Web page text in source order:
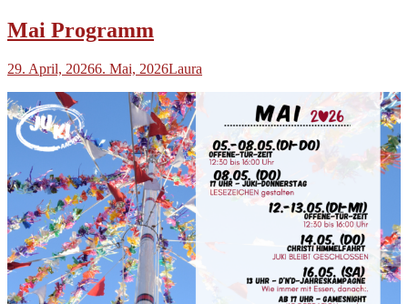
Mai Programm
29. April, 20266. Mai, 2026Laura